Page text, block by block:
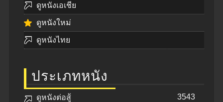
ดูหนังเอเชีย
ดูหนังใหม่
ดูหนังไทย
ประเภทหนัง
ดูหนังต่อสู้ 3543